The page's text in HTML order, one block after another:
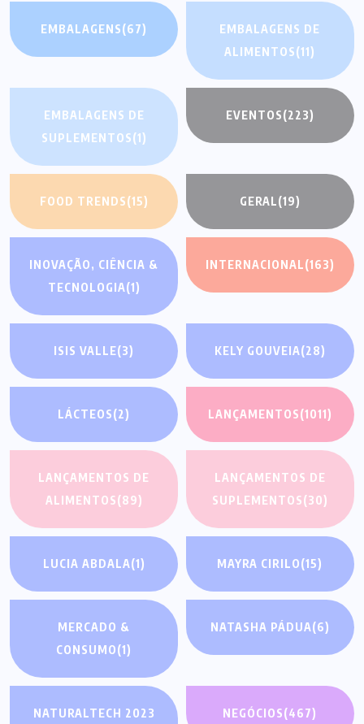
EMBALAGENS(67)
EMBALAGENS DE
ALIMENTOS(11)
EMBALAGENS DE
SUPLEMENTOS(1)
EVENTOS(223)
FOOD TRENDS(15) GERAL(19)
INOVAÇÃO, CIÊNCIA &
TECNOLOGIA(1)
INTERNACIONAL(163)
ISIS VALLE(3) KELY GOUVEIA(28)
LÁCTEOS(2) LANÇAMENTOS(1011)
LANÇAMENTOS DE
ALIMENTOS(89)
LANÇAMENTOS DE
SUPLEMENTOS(30)
LUCIA ABDALA(1) MAYRA CIRILO(15)
MERCADO &
CONSUMO(1)
NATASHA PÁDUA(6)
NATURALTECH 2023
NEGÓCIOS(467)